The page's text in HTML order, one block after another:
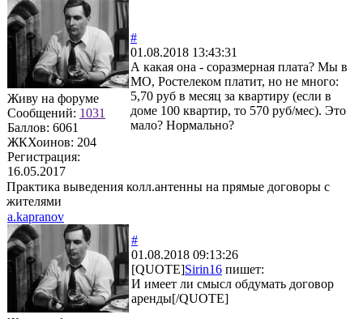
Живу на форуме
Сообщений: 1031
Баллов: 6061
ЖКХоинов: 204
Регистрация:
16.05.2017
#
01.08.2018 13:43:31
А какая она - соразмерная плата? Мы в
МО, Ростелеком платит, но не много:
5,70 руб в месяц за квартиру (если в
доме 100 квартир, то 570 руб/мес). Это
мало? Нормально?
Практика выведения колл.антенны на прямые договоры с
жителями
a.kapranov
#
01.08.2018 09:13:26
[QUOTE]Sirin16 пишет:
И имеет ли смысл обдумать договор
аренды[/QUOTE]